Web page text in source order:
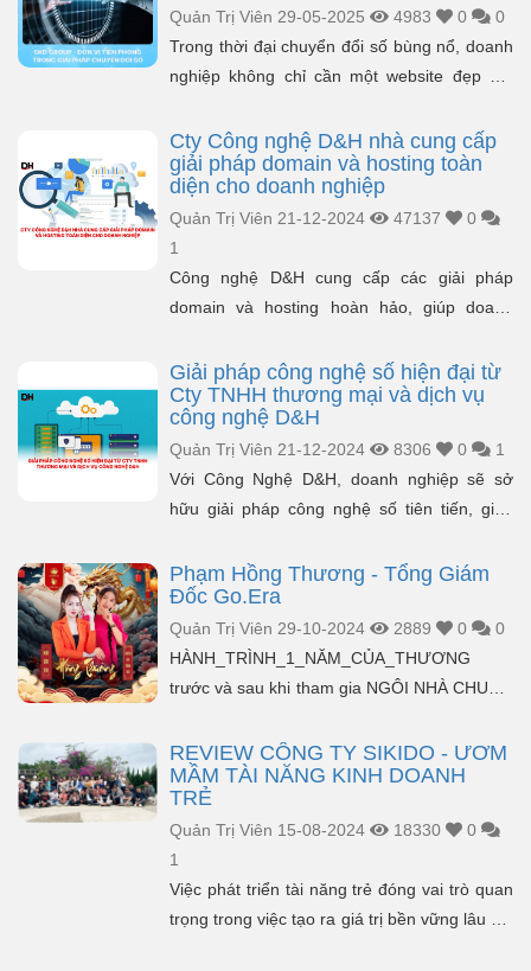
Quản Trị Viên 29-05-2025 4983 0
0
Trong thời đại chuyển đổi số bùng nổ, doanh
nghiệp không chỉ cần một website đẹp mà
nền tảng công nghệ vững...
Cty Công nghệ D&H nhà cung cấp
giải pháp domain và hosting toàn
diện cho doanh nghiệp
Quản Trị Viên 21-12-2024 47137
0
1
Công nghệ D&H cung cấp các giải pháp
domain và hosting hoàn hảo, giúp doanh
phát triển b...
Giải pháp công nghệ số hiện đại từ
Cty TNHH thương mại và dịch vụ
công nghệ D&H
Quản Trị Viên 21-12-2024 8306 0
1
Với Công Nghệ D&H, doanh nghiệp sẽ sở
hữu giải pháp công nghệ số tiên tiến, giúp
hành.
Phạm Hồng Thương - Tổng Giám
Đốc Go.Era
Quản Trị Viên 29-10-2024 2889 0
0
HÀNH_TRÌNH_1_NĂM_CỦA_THƯƠNG
trước và sau khi tham gia NGÔI NHÀ CHUNG
Đây không phải bài PR h...
REVIEW CÔNG TY SIKIDO - ƯƠM
MẦM TÀI NĂNG KINH DOANH
TRẺ
Quản Trị Viên 15-08-2024 18330
0
1
Việc phát triển tài năng trẻ đóng vai trò quan
trọng trong việc tạo ra giá trị bền vững lâu dài